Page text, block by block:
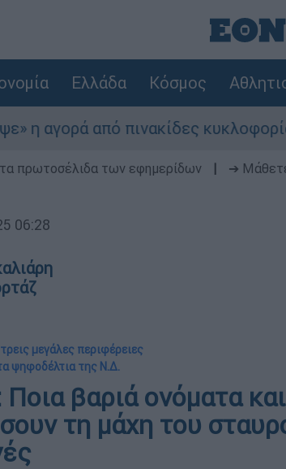
Ελλάδα Κόσμος
πινακίδες κυκλοφορίας:
πρωτοσέλιδα των εφημερίδων ➔
06:28
μεγάλες περιφέρειες
ψηφοδέλτια της Ν.Δ.
βαριά ονόματα
τη μάχη του